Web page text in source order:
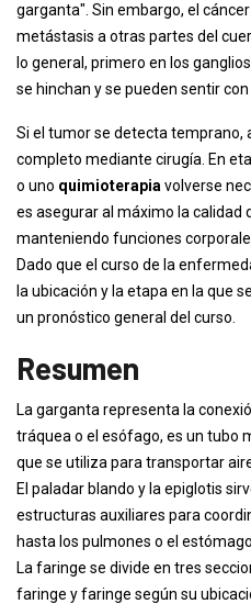
garganta". Sin embargo, el
metástasis a otras partes del
lo general, primero en los
se hinchan y se pueden sentir con
Si el tumor se detecta temprano,
completo mediante cirugía. En
o uno quimioterapia volverse
es asegurar al máximo la calidad
manteniendo funciones
Dado que el curso de la
la ubicación y la etapa en la que
un pronóstico general del curso.
Resumen
La garganta representa la
tráquea o el esófago, es un tubo
que se utiliza para transportar
El paladar blando y la epiglotis
estructuras auxiliares para
hasta los pulmones o el estómago.
La faringe se divide en tres
faringe y faringe según su